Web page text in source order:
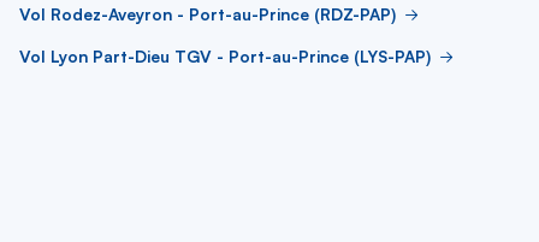
Vol Rodez-Aveyron - Port-au-Prince (RDZ-PAP)
Vol Lyon Part-Dieu TGV - Port-au-Prince (LYS-PAP)